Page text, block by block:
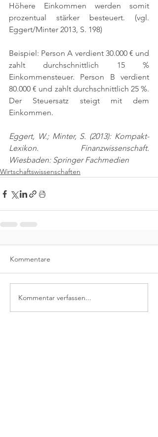
Höhere Einkommen werden somit
prozentual stärker besteuert. (vgl.
Eggert/Minter 2013, S. 198)
Beispiel: Person A verdient 30.000 € und
zahlt durchschnittlich 15 %
Einkommensteuer. Person B verdient
80.000 € und zahlt durchschnittlich 25 %.
Der Steuersatz steigt mit dem
Einkommen.
Eggert, W.; Minter, S. (2013): Kompakt-
Lexikon. Finanzwissenschaft.
Wiesbaden: Springer Fachmedien
Wirtschaftswissenschaften
Kommentare
Kommentar verfassen...